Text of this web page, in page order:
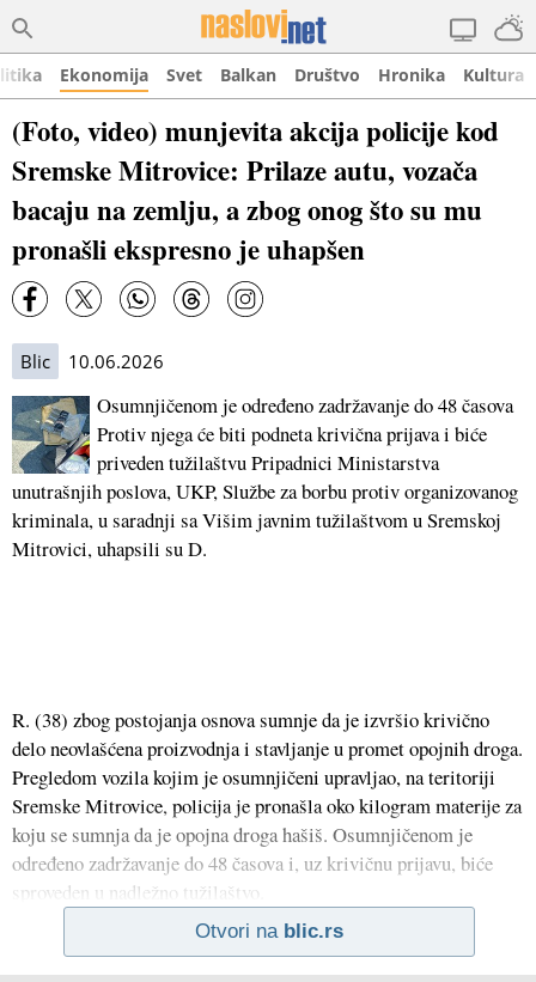
Ekonomija Svet Balkan Društvo Hronika Kultura
(Foto, video) munjevita akcija policije kod
Sremske Mitrovice: Prilaze autu, vozača
bacaju na zemlju, a zbog onog što su mu
pronašli ekspresno je uhapšen
Blic 10.06.2026
Osumnjičenom je određeno zadržavanje do 48 časova
Protiv njega će biti podneta krivična prijava i biće
priveden tužilaštvu Pripadnici Ministarstva
unutrašnjih poslova, UKP, Službe za borbu protiv organizovanog
kriminala, u saradnji sa Višim javnim tužilaštvom u Sremskoj
Mitrovici, uhapsili su D.
R. (38) zbog postojanja osnova sumnje da je izvršio krivično
delo neovlašćena proizvodnja i stavljanje u promet opojnih droga.
Pregledom vozila kojim je osumnjičeni upravljao, na teritoriji
Sremske Mitrovice, policija je pronašla oko kilogram materije za
koju se sumnja da je opojna droga hašiš. Osumnjičenom je
određeno zadržavanje do 48 časova i, uz krivičnu prijavu, biće
sproveden u nadležno tužilaštvo.
Otvori na blic.rs